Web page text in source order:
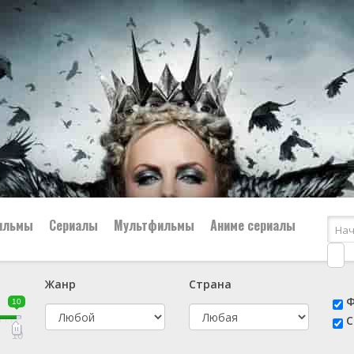
👨‍✈️ Военный
🕵️‍♂️ Детектив
Сериалы Мультфильмы Аниме сериалы
10
10
Жанр
Страна